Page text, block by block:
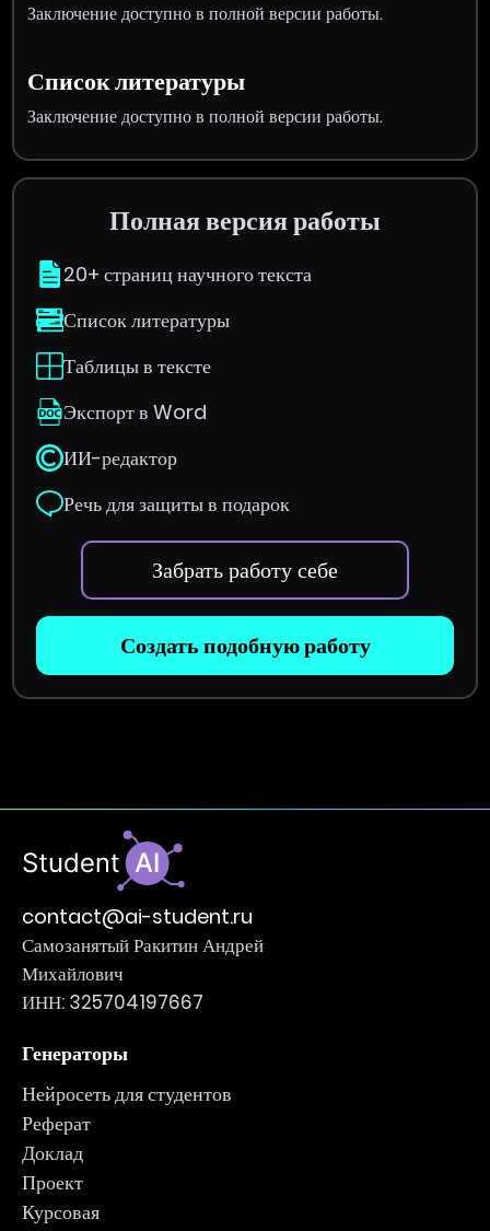
Заключение доступно в полной версии работы.
Список литературы
Заключение доступно в полной версии работы.
Полная версия работы
20+ страниц научного текста
Список литературы
Таблицы в тексте
Экспорт в Word
ИИ-редактор
Речь для защиты в подарок
Забрать работу себе
Создать подобную работу
contact@ai-student.ru
Самозанятый Ракитин Андрей
Михайлович
ИНН: 325704197667
Генераторы
Нейросеть для студентов
Реферат
Доклад
Проект
Курсовая